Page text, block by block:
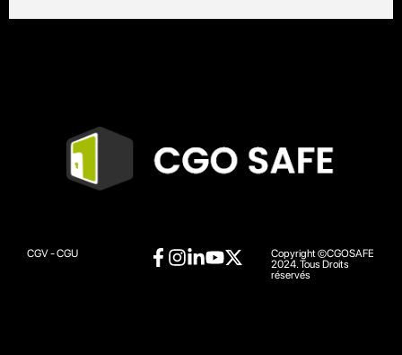
CGV - CGU
Copyright ©CGOSAFE
2024. Tous Droits
réservés